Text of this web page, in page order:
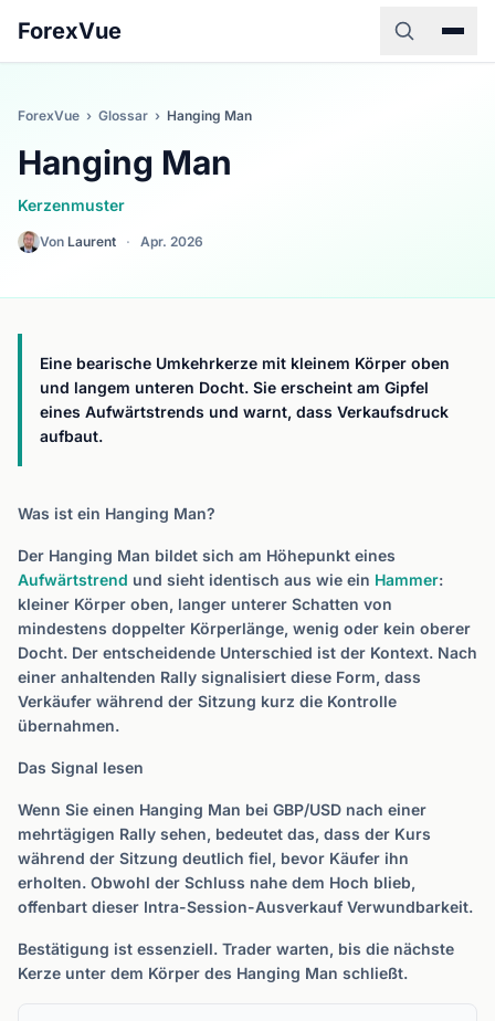
ForexVue
ForexVue › Glossar › Hanging Man
Hanging Man
Kerzenmuster
Von Laurent · Apr. 2026
Eine bearische Umkehrkerze mit kleinem Körper oben
und langem unteren Docht. Sie erscheint am Gipfel
eines Aufwärtstrends und warnt, dass Verkaufsdruck
aufbaut.
Was ist ein Hanging Man?
Der Hanging Man bildet sich am Höhepunkt eines
Aufwärtstrend und sieht identisch aus wie ein Hammer:
kleiner Körper oben, langer unterer Schatten von
mindestens doppelter Körperlänge, wenig oder kein oberer
Docht. Der entscheidende Unterschied ist der Kontext. Nach
einer anhaltenden Rally signalisiert diese Form, dass
Verkäufer während der Sitzung kurz die Kontrolle
übernahmen.
Das Signal lesen
Wenn Sie einen Hanging Man bei GBP/USD nach einer
mehrtägigen Rally sehen, bedeutet das, dass der Kurs
während der Sitzung deutlich fiel, bevor Käufer ihn
erholten. Obwohl der Schluss nahe dem Hoch blieb,
offenbart dieser Intra-Session-Ausverkauf Verwundbarkeit.
Bestätigung ist essenziell. Trader warten, bis die nächste
Kerze unter dem Körper des Hanging Man schließt.